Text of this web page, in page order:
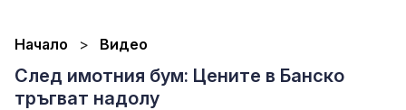
Начало Видео
След имотния бум: Цените в Банско
тръгват надолу